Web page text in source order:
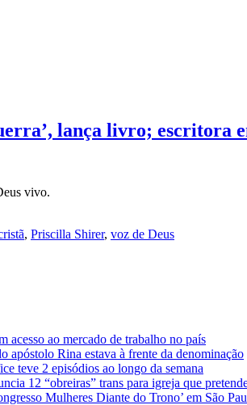
lança livro; escritora
vivo.
, Priscilla Shirer, voz de Deus
acesso ao mercado de trabalho no país
apóstolo Rina estava à frente da denominação
teve 2 episódios ao longo da semana
12 “obreiras” trans para igreja que
Mulheres Diante do Trono’ em São